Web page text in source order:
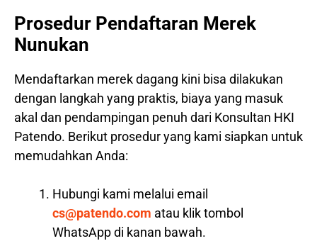
Prosedur Pendaftaran Merek
Nunukan
Mendaftarkan merek dagang kini bisa dilakukan
dengan langkah yang praktis, biaya yang masuk
akal dan pendampingan penuh dari Konsultan HKI
Patendo. Berikut prosedur yang kami siapkan untuk
memudahkan Anda:
Hubungi kami melalui email
cs@patendo.com atau klik tombol
WhatsApp di kanan bawah.